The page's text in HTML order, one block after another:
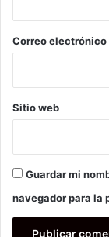
*
Correo electrónico
Sitio web
Guardar mi
navegador para la